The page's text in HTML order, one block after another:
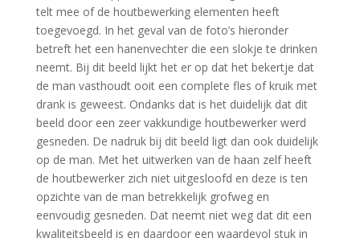
telt mee of de houtbewerking elementen heeft
toegevoegd. In het geval van de foto’s hieronder
betreft het een hanenvechter die een slokje te drinken
neemt. Bij dit beeld lijkt het er op dat het bekertje dat
de man vasthoudt ooit een complete fles of kruik met
drank is geweest. Ondanks dat is het duidelijk dat dit
beeld door een zeer vakkundige houtbewerker werd
gesneden. De nadruk bij dit beeld ligt dan ook duidelijk
op de man. Met het uitwerken van de haan zelf heeft
de houtbewerker zich niet uitgesloofd en deze is ten
opzichte van de man betrekkelijk grofweg en
eenvoudig gesneden. Dat neemt niet weg dat dit een
kwaliteitsbeeld is en daardoor een waardevol stuk in